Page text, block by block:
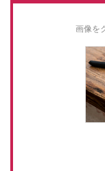
画像を